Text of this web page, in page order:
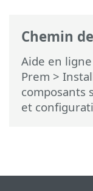
Chemin
Aide en ligne
Prem >
composants
et